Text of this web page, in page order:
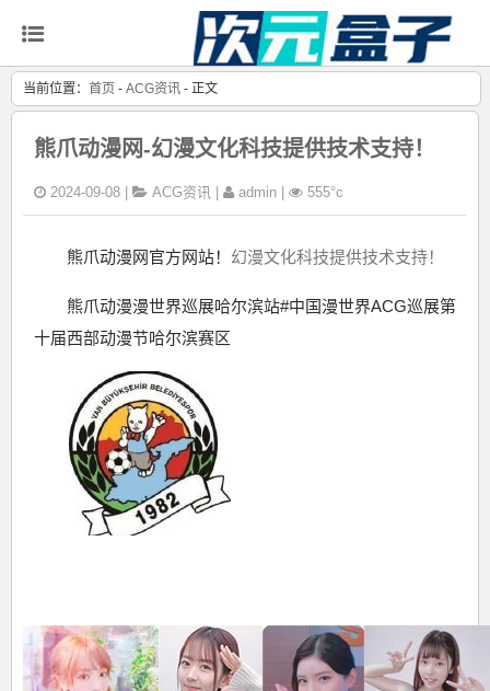
当前位置： 首页 - ACG资讯 - 正文
熊爪动漫网-幻漫文化科技提供技术支持！
2024-09-08 | ACG资讯 admin | 555°c
熊爪动漫网官方网站！ 幻漫文化科技提供技术支持！
熊爪动漫漫世界巡展哈尔滨站#中国漫世界ACG巡展第
十届西部动漫节哈尔滨赛区